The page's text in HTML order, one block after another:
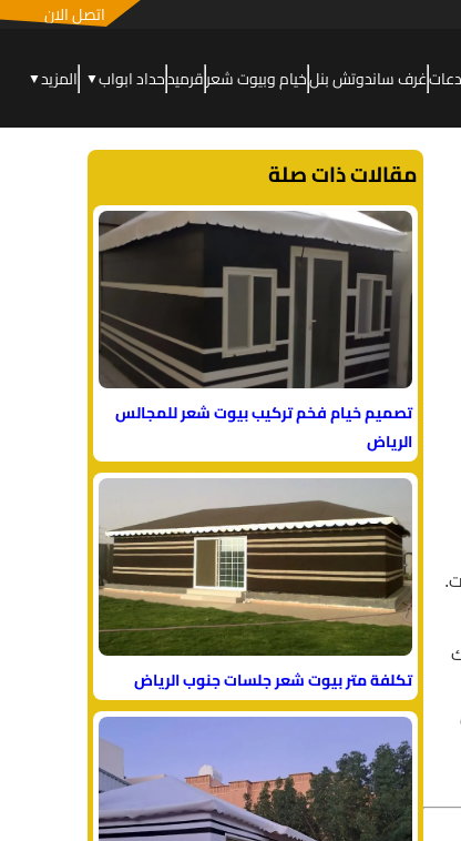
اتصل الان
غرف ساندوتش بنلخيام وبيوت شعرقرميدحداد ابواب▼ المزيد▼
مقالات ذات صلة
تصميم خيام فخم تركيب بيوت شعر للمجالس
الرياض
تكلفة متر بيوت شعر جلسات جنوب الرياض